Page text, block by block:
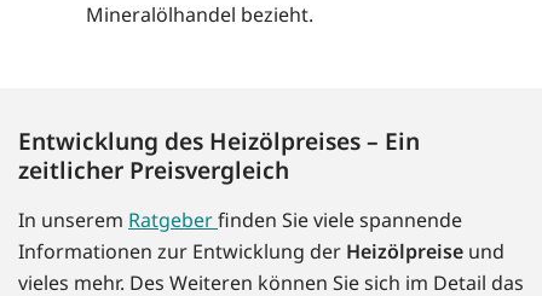
Mineralölhandel bezieht.
Entwicklung des Heizölpreises – Ein
zeitlicher Preisvergleich
In unserem Ratgeberfinden Sie viele spannende
Informationen zur Entwicklung der Heizölpreise und
vieles mehr. Des Weiteren können Sie sich im Detail das